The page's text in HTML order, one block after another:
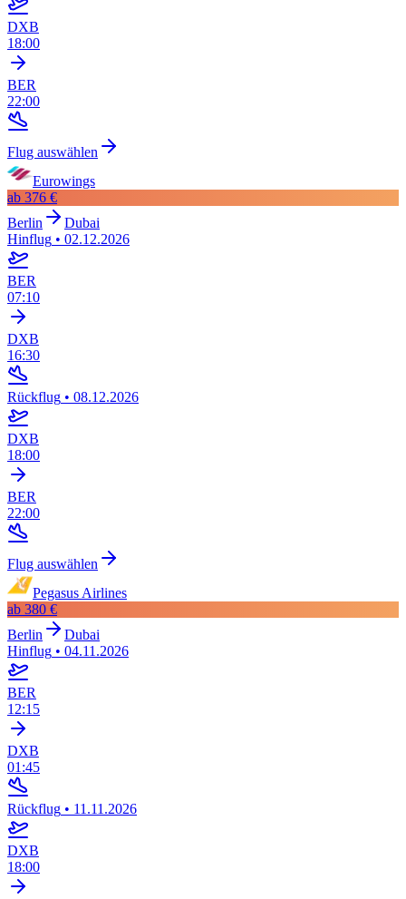
DXB
18:00
BER
22:00
Flug auswählen
Eurowings
ab 376 €
Berlin
Dubai
Hinflug • 02.12.2026
BER
07:10
DXB
16:30
Rückflug • 08.12.2026
DXB
18:00
BER
22:00
Flug auswählen
Pegasus Airlines
ab 380 €
Berlin
Dubai
Hinflug • 04.11.2026
BER
12:15
DXB
01:45
Rückflug • 11.11.2026
DXB
18:00